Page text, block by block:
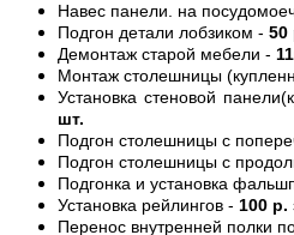
Навес панели. на
Подгон детали лобзиком - 50
Демонтаж старой мебели -
Монтаж столешницы
Установка стеновой
шт.
Подгон столешницы с
Подгон столешницы с
Подгонка и установка
Установка рейлингов - 100 р.
Перенос внутренней полки